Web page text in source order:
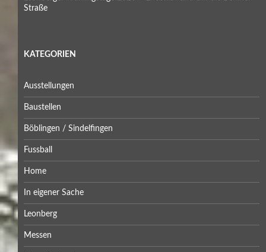
Straße
KATEGORIEN
Ausstellungen
Baustellen
Böblingen / Sindelfingen
Fussball
Home
In eigener Sache
Leonberg
Messen